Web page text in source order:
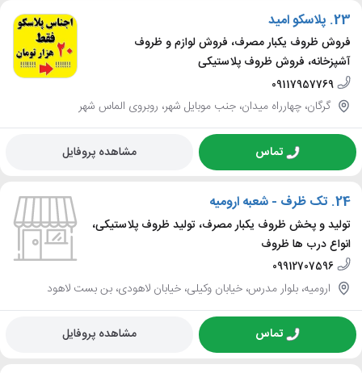
23. پلاسکو امید
فروش ظروف یکبار مصرف، فروش لوازم و ظروف
آشپزخانه، فروش ظروف پلاستیکی
09117957769
گرگان، چهارراه میدان، جنب موبایل شهر، روبروی الماس شهر
تماس مشاهده پروفایل
24. تک ظرف - شعبه ارومیه
تولید و پخش ظروف یکبار مصرف، تولید ظروف پلاستیکی،
انواع درب ها ظروف
09912707596
ارومیه، بلوار مدرس، خیابان وکیلی، خیابان لاهودی، بن بست لاهود
تماس مشاهده پروفایل